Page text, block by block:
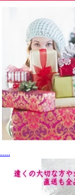
.....